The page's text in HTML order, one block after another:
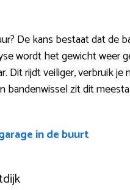
De kans bestaat dat de
wordt het gewicht weer
Dit rijdt veiliger, verbruik je
bandenwissel zit dit
in de buurt